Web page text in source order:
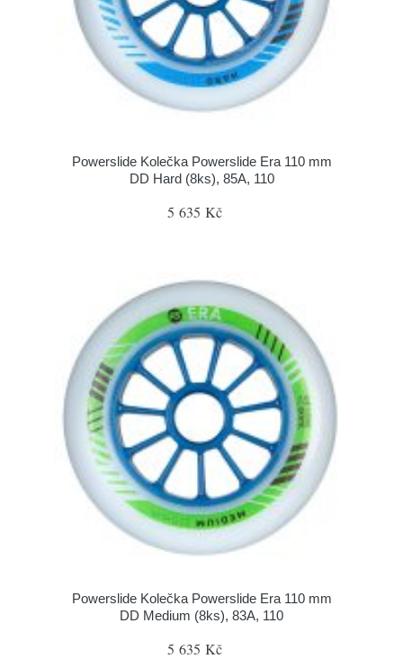
Powerslide Kolečka Powerslide Era 110 mm
DD Hard (8ks), 85A, 110
5 635 Kč
Powerslide Kolečka Powerslide Era 110 mm
DD Medium (8ks), 83A, 110
5 635 Kč